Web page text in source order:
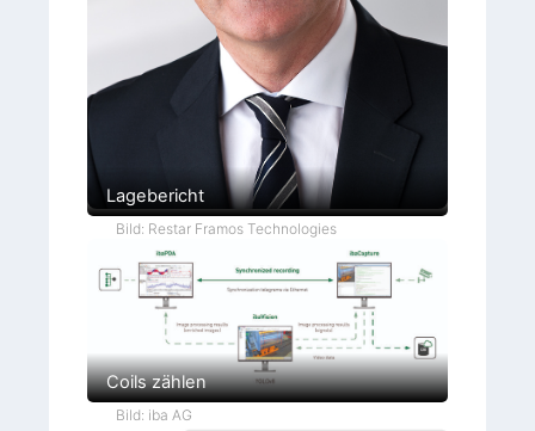
Lagebericht
Bild: Restar Framos Technologies
Coils zählen
Bild: iba AG